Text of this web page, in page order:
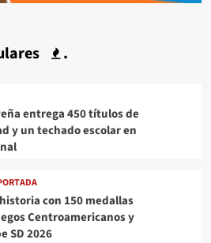
.
entrega 450 títulos de
y un techado escolar en
con 150 medallas
Centroamericanos y
SD 2026